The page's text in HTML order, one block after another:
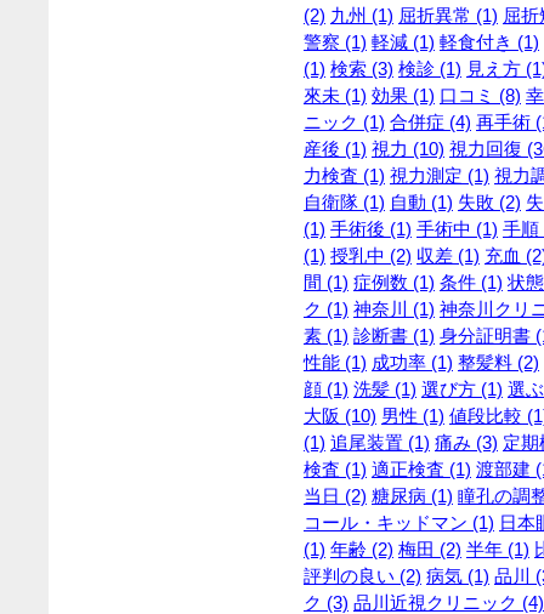
(2) 九州 (1) 屈折異常 (1) 屈
警察 (1) 軽減 (1) 軽食付き (1)
(1) 検索 (3) 検診 (1) 見え方
來未 (1) 効果 (1) 口コミ (8)
ニック (1) 合併症 (4) 再手術
産後 (1) 視力 (10) 視力回復
力検査 (1) 視力測定 (1) 視力
自衛隊 (1) 自動 (1) 失敗 (2)
(1) 手術後 (1) 手術中 (1) 手順
(1) 授乳中 (2) 収差 (1) 充血
間 (1) 症例数 (1) 条件 (1) 状
ク (1) 神奈川 (1) 神奈川クリ
素 (1) 診断書 (1) 身分証明書
性能 (1) 成功率 (1) 整髪料 (2)
顔 (1) 洗髪 (1) 選び方 (1) 選
大阪 (10) 男性 (1) 値段比較
(1) 追尾装置 (1) 痛み (3) 定期
検査 (1) 適正検査 (1) 渡部建
当日 (2) 糖尿病 (1) 瞳孔の調
コール・キッドマン (1) 日本
(1) 年齢 (2) 梅田 (2) 半年 (1)
評判の良い (2) 病気 (1) 品川
ク (3) 品川近視クリニック (4)